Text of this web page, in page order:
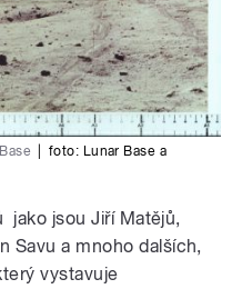
foto: Lunar Base a
jako jsou Jiří Matějů,
Savu a mnoho dalších,
vystavuje